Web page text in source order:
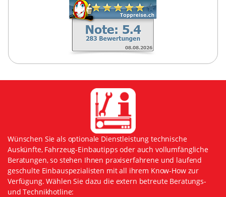
Wünschen Sie als optionale Dienstleistung technische
Auskünfte, Fahrzeug-Einbautipps oder auch vollumfängliche
Beratungen, so stehen Ihnen praxiserfahrene und laufend
geschulte Einbauspezialisten mit all ihrem Know-How zur
Verfügung. Wählen Sie dazu die extern betreute Beratungs-
und Technikhotline: